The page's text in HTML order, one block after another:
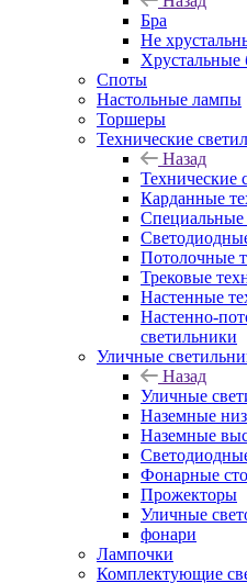
Бра
Не
Хрустальные
Споты
Настольные лампы
Торшеры
Технические
Назад
Технические
Карданные
Специальные
Потолочные
Трековые
Настенные
Настенно-
светильники
Уличные
Назад
Уличные
Наземные
Наземные
Фонарные
Прожекторы
Уличные
фонари
Лампочки
Комплектующие